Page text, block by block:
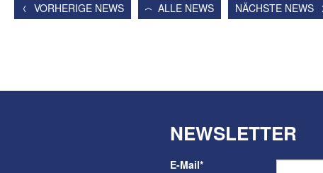
VORHERIGE NEWS ALLE NEWS NÄCHSTE NEWS
NEWSLETTER
E-Mail*